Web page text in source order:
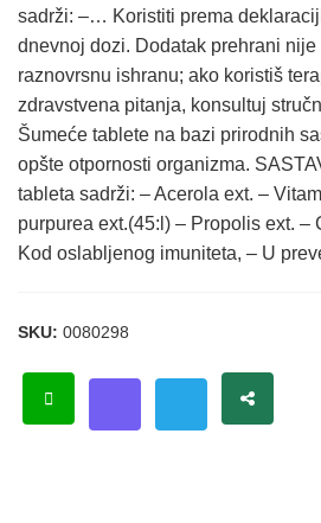
sadrži: –… Koristiti prema
dnevnoj dozi. Dodatak prehrani nije
raznovrsnu ishranu; ako koristiš
zdravstvena pitanja, konsultuj
Šumeće tablete na bazi prirodnih
opšte otpornosti organizma.
tableta sadrži: – Acerola ext. –
purpurea ext.(45:l) – Propolis ext. –
Kod oslabljenog imuniteta, – U
SKU: 0080298